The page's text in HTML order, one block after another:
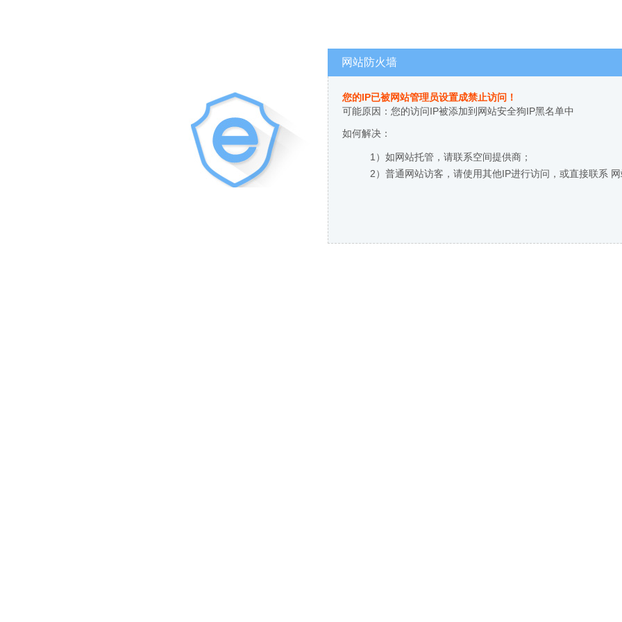
网站防火墙
您的IP已被网站管理员设置成禁止访问！
可能原因：您的访问IP被添加到网站安全狗IP黑名单中
如何解决：
1）如网站托管，请联系空间提供商；
2）普通网站访客，请使用其他IP进行访问，或直接联系 网